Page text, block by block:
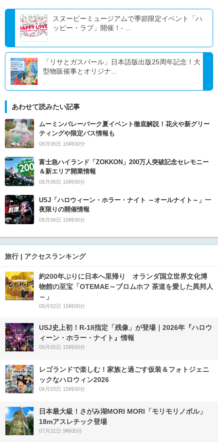
スヌーピーミュージアムで季節限定イベント「ハ
ッピー・ラブ」開催！- ...
「リサとガスパール」日本語版出版25周年記念！大
型物販催事とオリジナ...
あわせて読みたい記事
ムーミンバレーパーク夏イベント徹底解説！花火や新グリー
ティングや限定パス情報も
08月06日 16時00分
富士急ハイランド「ZOKKON」200万人突破記念セレモニー
＆新エリア開業情報
08月06日 16時00分
USJ「ハロウィーン・ホラー・ナイト ～オールナイト～」一
夜限りの開催情報
08月06日 15時00分
旅行 | アクセスランキング
約200年ぶりに日本へ里帰り オランダ国立世界文化博
物館の至宝「OTEMAE～ブロムホフ 茶道を愛した異邦人
～」
08月02日 15時00分
USJ史上初！R-18指定「残像」が登場｜2026年『ハロウ
ィーン・ホラー・ナイト』情報
08月05日 15時00分
レゴランドで楽しむ！家族と過ごす仮装＆フォトジェニ
ックなハロウィン2026
08月03日 15時00分
日本最大級！さがみ湖MORI MORI「モリモリノボル」
18mアスレチック登場
07月31日 9時00分